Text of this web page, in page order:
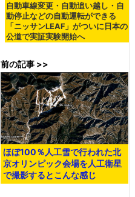
自動車線変更・自動追い越し・自
動停止などの自動運転ができる
「ニッサンLEAF」がついに日本の
公道で実証実験開始へ
前の記事 >>
ほぼ100％人工雪で行われた北
京オリンピック会場を人工衛星
で撮影するとこんな感じ